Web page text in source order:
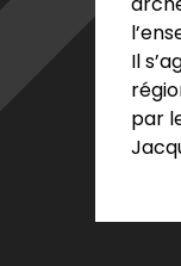
Il
par